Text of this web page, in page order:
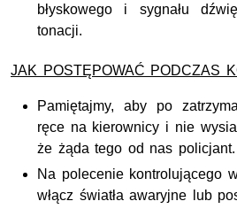
błyskowego i sygnału
tonacji.
JAK POSTĘPOWAĆ PODCZAS
Pamiętajmy, aby po
ręce na kierownicy i nie
że żąda tego od nas policjant.
Na polecenie kontrolującego
włącz światła awaryjne lub